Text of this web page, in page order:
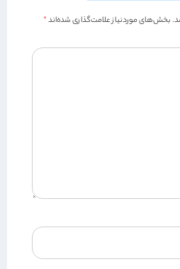
بخش‌های موردنیاز علامت‌گذاری شده‌اند*